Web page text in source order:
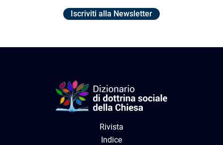
Iscriviti alla Newsletter
Rivista
Indice